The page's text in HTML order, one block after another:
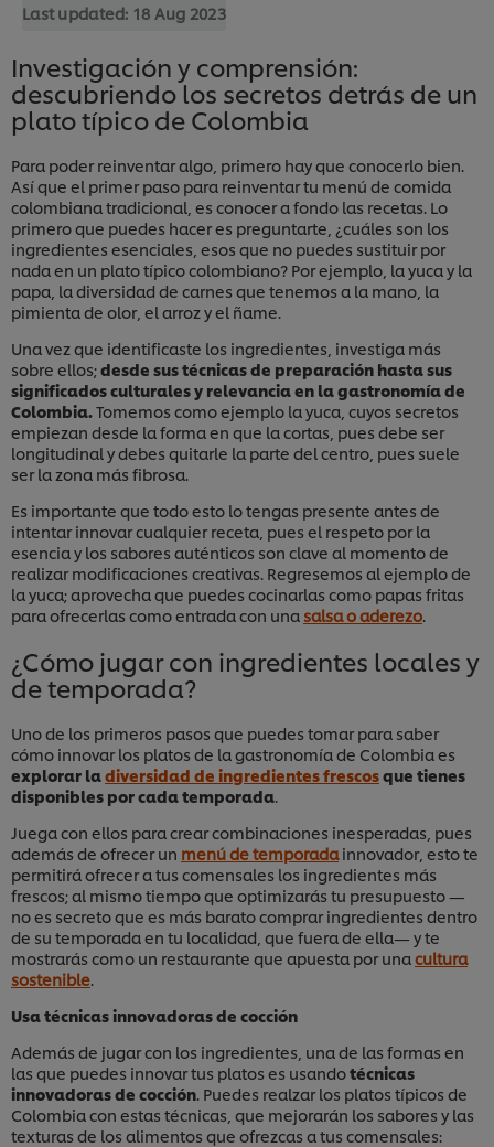
Last updated: 18 Aug 2023
Investigación y comprensión:
descubriendo los secretos detrás de un
plato típico de Colombia
Para poder reinventar algo, primero hay que conocerlo bien.
Así que el primer paso para reinventar tu menú de comida
colombiana tradicional, es conocer a fondo las recetas. Lo
primero que puedes hacer es preguntarte, ¿cuáles son los
ingredientes esenciales, esos que no puedes sustituir por
nada en un plato típico colombiano? Por ejemplo, la yuca y la
papa, la diversidad de carnes que tenemos a la mano, la
pimienta de olor, el arroz y el ñame.
Una vez que identificaste los ingredientes, investiga más
sobre ellos;desde sus técnicas de preparación hasta sus
significados culturales y relevancia en la gastronomía de
Colombia. Tomemos como ejemplo la yuca, cuyos secretos
empiezan desde la forma en que la cortas, pues debe ser
longitudinal y debes quitarle la parte del centro, pues suele
ser la zona más fibrosa.
Es importante que todo esto lo tengas presente antes de
intentar innovar cualquier receta, pues el respeto por la
esencia y los sabores auténticos son clave al momento de
realizar modificaciones creativas. Regresemos al ejemplo de
la yuca; aprovecha que puedes cocinarlas como papas fritas
para ofrecerlas como entrada con una salsa o aderezo
¿Cómo jugar con ingredientes locales y
de temporada?
Uno de los primeros pasos que puedes tomar para saber
cómo innovar los platos de la gastronomía de Colombia es
explorar la diversidad de ingredientes frescosque tienes
disponibles por cada temporada
Juega con ellos para crear combinaciones inesperadas, pues
además de ofrecer un menú de temporada innovador, esto te
permitirá ofrecer a tus comensales los ingredientes más
frescos; al mismo tiempo que optimizarás tu presupuesto —
no es secreto que es más barato comprar ingredientes dentro
de su temporada en tu localidad, que fuera de ella— y te
mostrarás como un restaurante que apuesta por una cultura
sostenible
Usa técnicas innovadoras de cocción
Además de jugar con los ingredientes, una de las formas en
las que puedes innovar tus platos es usandotécnicas
innovadoras de cocción . Puedes realzar los platos típicos de
Colombia con estas técnicas, que mejorarán los sabores y las
texturas de los alimentos que ofrezcas a tus comensales: